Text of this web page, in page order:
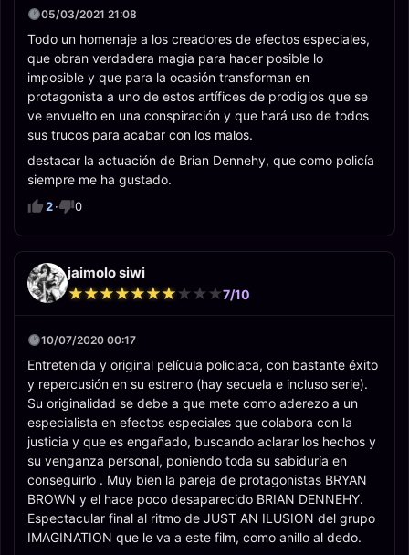
05/03/2021 21:08
Todo un homenaje a los creadores de efectos especiales,
que obran verdadera magia para hacer posible lo
imposible y que para la ocasión transforman en
protagonista a uno de estos artífices de prodigios que se
ve envuelto en una conspiración y que hará uso de todos
sus trucos para acabar con los malos.
destacar la actuación de Brian Dennehy, que como policía
siempre me ha gustado.
2· 0
jaimolo siwi
★
★★
★★
★★
★★
★★
★★
★★
★★
★★
★7/10
10/07/2020 00:17
Entretenida y original película policiaca, con bastante éxito
y repercusión en su estreno (hay secuela e incluso serie).
Su originalidad se debe a que mete como aderezo a un
especialista en efectos especiales que colabora con la
justicia y que es engañado, buscando aclarar los hechos y
su venganza personal, poniendo toda su sabiduría en
conseguirlo . Muy bien la pareja de protagonistas BRYAN
BROWN y el hace poco desaparecido BRIAN DENNEHY.
Espectacular final al ritmo de JUST AN ILUSION del grupo
IMAGINATION que le va a este film, como anillo al dedo.